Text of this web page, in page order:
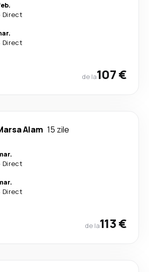
Direct
Direct
de la107 €
Alam 15 zile
Direct
Direct
de la113 €